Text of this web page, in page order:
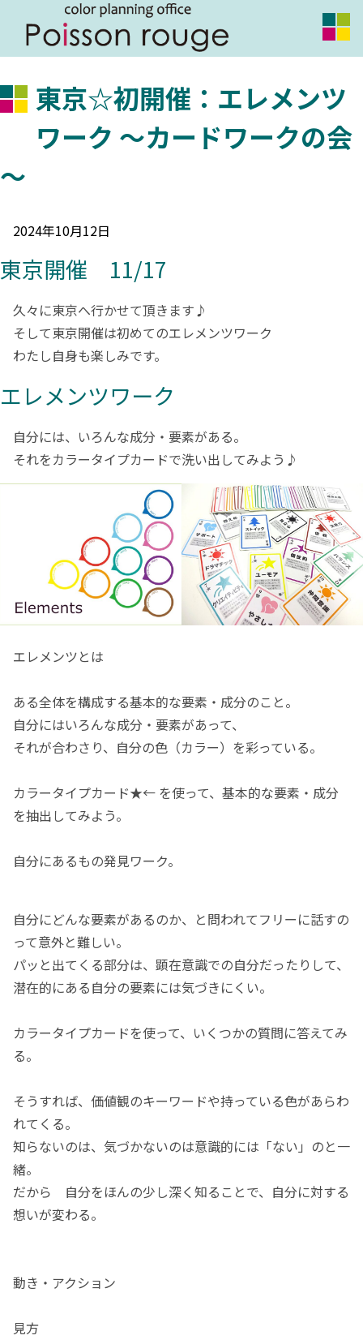
東京☆初開催：エレメンツ
ワーク ～カードワークの会
～
2024年10月12日
東京開催 11/17
久々に東京へ行かせて頂きます♪
そして東京開催は初めてのエレメンツワーク
わたし自身も楽しみです。
エレメンツワーク
自分には、いろんな成分・要素がある。
それをカラータイプカードで洗い出してみよう♪
エレメンツとは
ある全体を構成する基本的な要素・成分のこと。
自分にはいろんな成分・要素があって、
それが合わさり、自分の色（カラー）を彩っている。
カラータイプカード★← を使って、基本的な要素・成分
を抽出してみよう。
自分にあるもの発見ワーク。
自分にどんな要素があるのか、と問われてフリーに話すの
って意外と難しい。
パッと出てくる部分は、顕在意識での自分だったりして、
潜在的にある自分の要素には気づきにくい。
カラータイプカードを使って、いくつかの質問に答えてみ
る。
そうすれば、価値観のキーワードや持っている色があらわ
れてくる。
知らないのは、気づかないのは意識的には「ない」のと一
緒。
だから 自分をほんの少し深く知ることで、自分に対する
想いが変わる。
動き・アクション
見方